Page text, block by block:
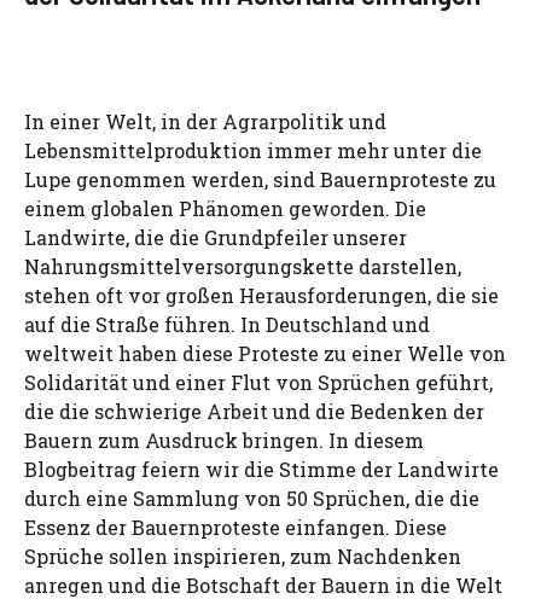
In einer Welt, in der Agrarpolitik und
Lebensmittelproduktion immer mehr unter die
Lupe genommen werden, sind Bauernproteste zu
einem globalen Phänomen geworden. Die
Landwirte, die die Grundpfeiler unserer
Nahrungsmittelversorgungskette darstellen,
stehen oft vor großen Herausforderungen, die sie
auf die Straße führen. In Deutschland und
weltweit haben diese Proteste zu einer Welle von
Solidarität und einer Flut von Sprüchen geführt,
die die schwierige Arbeit und die Bedenken der
Bauern zum Ausdruck bringen. In diesem
Blogbeitrag feiern wir die Stimme der Landwirte
durch eine Sammlung von 50 Sprüchen, die die
Essenz der Bauernproteste einfangen. Diese
Sprüche sollen inspirieren, zum Nachdenken
anregen und die Botschaft der Bauern in die Welt